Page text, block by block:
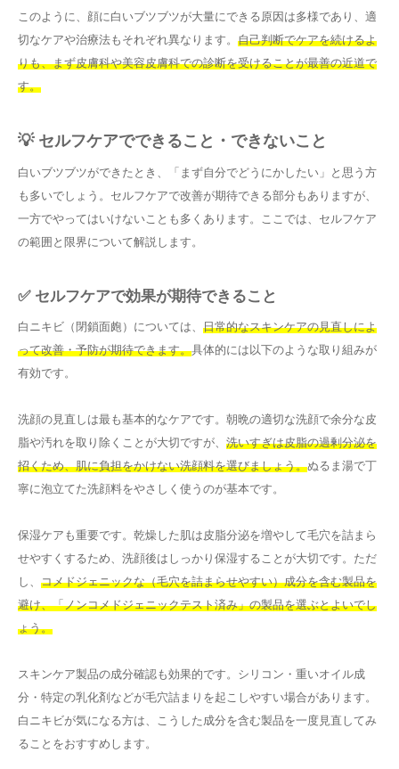
このように、顔に白いブツブツが大量にできる原因は多様であり、適
切なケアや治療法もそれぞれ異なります。 自己判断でケアを続けるよ
りも、まず皮膚科や美容皮膚科での診断を受けることが最善の近道で
す。
💡 セルフケアでできること・できないこと
白いブツブツができたとき、「まず自分でどうにかしたい」と思う方
も多いでしょう。セルフケアで改善が期待できる部分もありますが、
一方でやってはいけないことも多くあります。ここでは、セルフケア
の範囲と限界について解説します。
✅ セルフケアで効果が期待できること
白ニキビ（閉鎖面皰）については、 日常的なスキンケアの見直しによ
って改善・予防が期待できます。具体的には以下のような取り組みが
有効です。
洗顔の見直しは最も基本的なケアです。朝晩の適切な洗顔で余分な皮
脂や汚れを取り除くことが大切ですが、 洗いすぎは皮脂の過剰分泌を
招くため、肌に負担をかけない洗顔料を選びましょう。ぬるま湯で丁
寧に泡立てた洗顔料をやさしく使うのが基本です。
保湿ケアも重要です。乾燥した肌は皮脂分泌を増やして毛穴を詰まら
せやすくするため、洗顔後はしっかり保湿することが大切です。ただ
し、 コメドジェニックな（毛穴を詰まらせやすい）成分を含む製品を
避け、「ノンコメドジェニックテスト済み」の製品を選ぶとよいでし
ょう。
スキンケア製品の成分確認も効果的です。シリコン・重いオイル成
分・特定の乳化剤などが毛穴詰まりを起こしやすい場合があります。
白ニキビが気になる方は、こうした成分を含む製品を一度見直してみ
ることをおすすめします。